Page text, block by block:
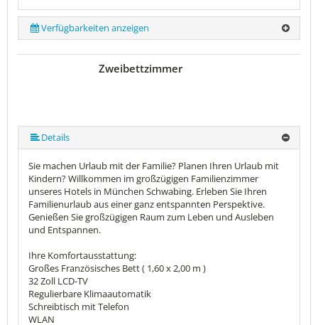
Verfügbarkeiten anzeigen
Zweibettzimmer
Details
Sie machen Urlaub mit der Familie? Planen Ihren Urlaub mit
Kindern? Willkommen im großzügigen Familienzimmer
unseres Hotels in München Schwabing. Erleben Sie Ihren
Familienurlaub aus einer ganz entspannten Perspektive.
Genießen Sie großzügigen Raum zum Leben und Ausleben
und Entspannen.
Ihre Komfortausstattung:
Großes Französisches Bett ( 1,60 x 2,00 m )
32 Zoll LCD-TV
Regulierbare Klimaautomatik
Schreibtisch mit Telefon
WLAN